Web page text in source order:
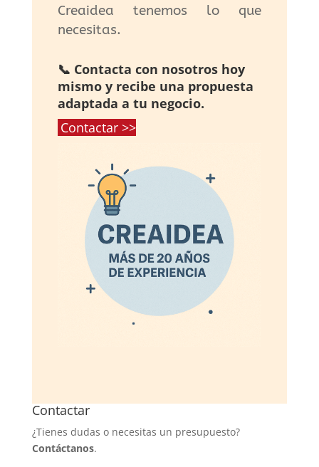
Creaidea tenemos lo que
necesitas.
📞 Contacta con nosotros hoy
mismo y recibe una propuesta
adaptada a tu negocio.
Contactar >>
Contactar
¿Tienes dudas o necesitas un presupuesto?
Contáctanos.